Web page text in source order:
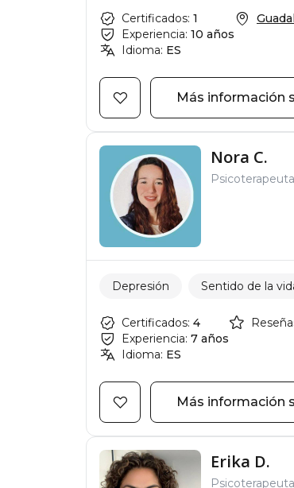
Certificados: 1
Experiencia: 10 años
Idioma: ES
Más información
Nora C.
Psicoterapeuta
Depresión Sentido de la
Certificados: 4
Experiencia: 7 años
Idioma: ES
Más información
Erika D.
Psicoterapeuta